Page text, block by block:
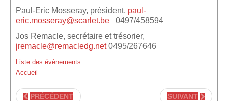
Paul-Eric Mosseray, président, paul-
eric.mosseray@scarlet.be 0497/458594
Jos Remacle, secrétaire et trésorier,
jremacle@remacledg.net0495/267646
Liste des évènements
Accueil
PRÉCÉDENT SUIVANT